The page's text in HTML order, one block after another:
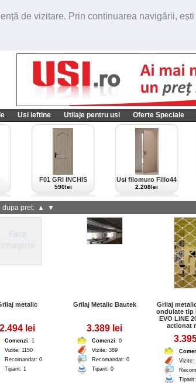
de vizitare. Prin continuarea navigării,
Usi ieftine Utilaje pentru usi Oferte Speciale
F01 GRI INCHIS
590lei
Usi filomuro Fillo44
import Italia
2.208lei
dupa pret: ▲ ▼
metalic
2.494 lei
Comenzi: 1
Vizite: 1150
Recomandat: 0
Tiparit: 1
Grilaj Metalic Bautek
3.389 lei
Comenzi: 0
Vizite: 389
Recomandat: 0
Tiparit: 0
Grilaj
ondulate tip
EVO LINE
actionat
Vizite: